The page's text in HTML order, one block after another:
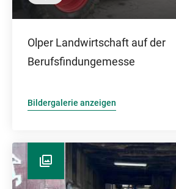
Olper Landwirtschaft auf der
Berufsfindungemesse
Bildergalerie anzeigen